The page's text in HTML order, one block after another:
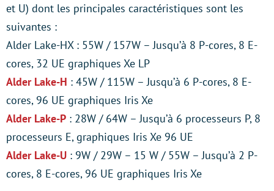
et U) dont les principales caractéristiques sont les
suivantes :
Alder Lake-HX : 55W / 157W – Jusqu’à 8 P-cores, 8 E-
cores, 32 UE graphiques Xe LP
Alder Lake-H : 45W / 115W – Jusqu’à 6 P-cores, 8 E-
cores, 96 UE graphiques Iris Xe
Alder Lake-P : 28W / 64W – Jusqu’à 6 processeurs P, 8
processeurs E, graphiques Iris Xe 96 UE
Alder Lake-U : 9W / 29W – 15 W / 55W – Jusqu’à 2 P-
cores, 8 E-cores, 96 UE graphiques Iris Xe